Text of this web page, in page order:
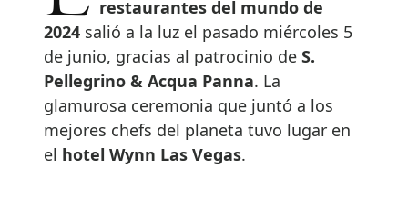
restaurantes del mundo de
2024 salió a la luz el pasado miércoles 5
de junio, gracias al patrocinio de S.
Pellegrino & Acqua Panna. La
glamurosa ceremonia que juntó a los
mejores chefs del planeta tuvo lugar en
el hotel Wynn Las Vegas.